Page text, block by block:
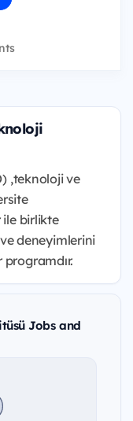
,teknoloji ve
ile birlikte
deneyimlerini
Jobs and